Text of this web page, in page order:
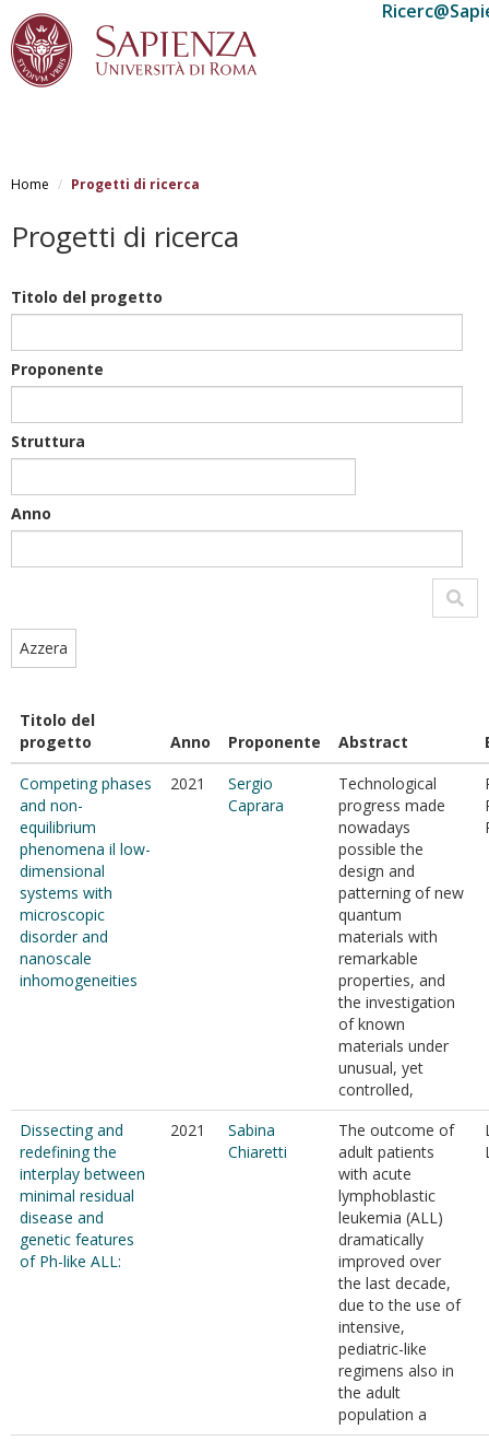
al
principale
Home Progetti di ricerca
Progetti di ricerca
Titolo del progetto
Proponente
Struttura
Anno
Azzera
Titolo del
progetto
Anno Proponente Abstract
Competing phases
and non-
equilibrium
phenomena il low-
dimensional
systems with
microscopic
disorder and
nanoscale
inhomogeneities
2021
Sergio
Caprara
Technological
progress made
nowadays
possible the
design and
patterning of new
quantum
materials with
remarkable
properties, and
the investigation
of known
materials under
unusual, yet
controlled,
Dissecting and
redefining the
interplay between
minimal residual
disease and
genetic features
of Ph-like ALL:
2021
Sabina
Chiaretti
The outcome of
adult patients
with acute
lymphoblastic
leukemia (ALL)
dramatically
improved over
the last decade,
due to the use of
intensive,
pediatric-like
regimens also in
the adult
population a